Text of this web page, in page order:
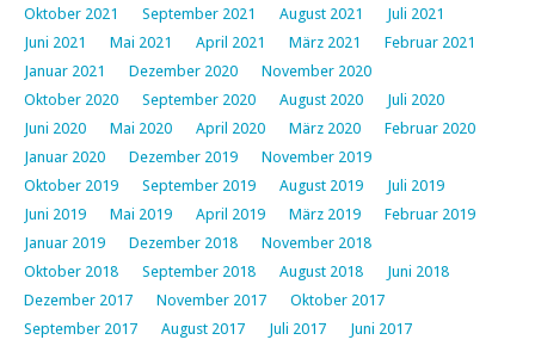
Oktober 2021
September 2021 August 2021
Juli 2021
Juni 2021
Mai 2021 April 2021 März 2021
Februar 2021
Januar 2021
Dezember 2020
November 2020
Oktober 2020
September 2020 August 2020
Juli 2020
Juni 2020
Mai 2020 April 2020 März 2020
Februar 2020
Januar 2020
Dezember 2019
November 2019
Oktober 2019
September 2019 August 2019
Juli 2019
Juni 2019
Mai 2019 April 2019 März 2019
Februar 2019
Januar 2019
Dezember 2018
November 2018
Oktober 2018
September 2018 August 2018
Juni 2018
Dezember 2017
November 2017
Oktober 2017
September 2017
August 2017 Juli 2017
Juni 2017